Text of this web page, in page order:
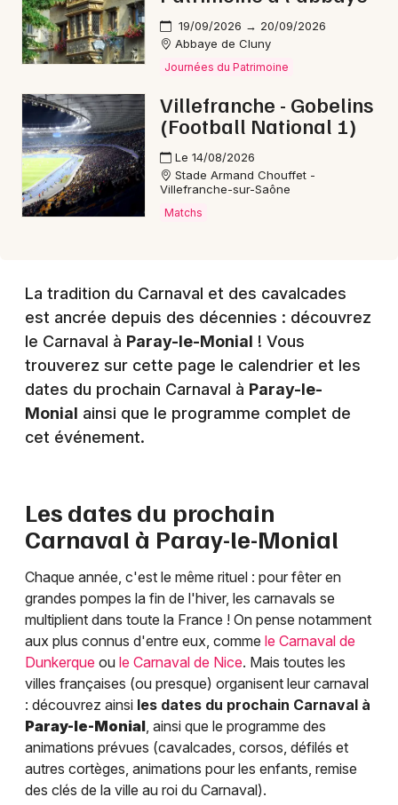
71 - Saône-et-Loire
Mon email
Je m'abonne
19/09/2026 → 20/09/2026
Abbaye de Cluny
Journées du Patrimoine
Villefranche - Gobelins
(Football National 1)
Le 14/08/2026
Stade Armand Chouffet -
Villefranche-sur-Saône
Matchs
La tradition du Carnaval et des cavalcades
est ancrée depuis des décennies : découvrez
le Carnaval à Paray-le-Monial ! Vous
trouverez sur cette page le calendrier et les
dates du prochain Carnaval à Paray-le-
Monial ainsi que le programme complet de
cet événement.
Les dates du prochain
Carnaval à Paray-le-Monial
Chaque année, c'est le même rituel : pour fêter en
grandes pompes la fin de l'hiver, les carnavals se
multiplient dans toute la France ! On pense notamment
aux plus connus d'entre eux, comme le Carnaval de
Dunkerque ou le Carnaval de Nice. Mais toutes les
villes françaises (ou presque) organisent leur carnaval
: découvrez ainsi les dates du prochain Carnaval à
Paray-le-Monial, ainsi que le programme des
animations prévues (cavalcades, corsos, défilés et
autres cortèges, animations pour les enfants, remise
des clés de la ville au roi du Carnaval).